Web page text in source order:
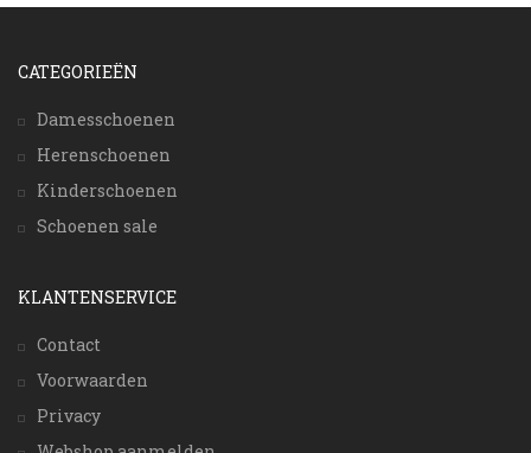
CATEGORIEËN
Damesschoenen
Herenschoenen
Kinderschoenen
Schoenen sale
KLANTENSERVICE
Contact
Voorwaarden
Privacy